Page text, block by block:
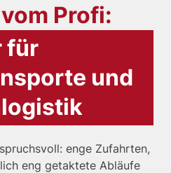
Profi:
für
und
enge Zufahrten,
eng getaktete Abläufe